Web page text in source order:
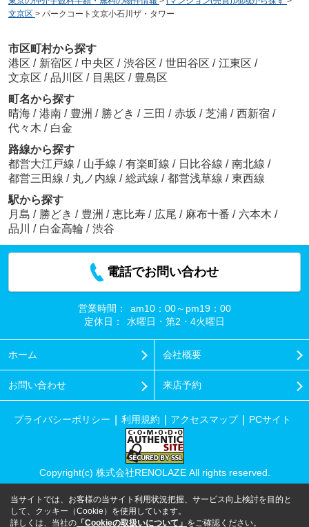
文京区 > パークコート文京小石川ザ・タワー
市区町村から探す
港区 / 新宿区 / 中央区 / 渋谷区 / 世田谷区 / 江東区 /
文京区 / 品川区 / 目黒区 / 豊島区
町名から探す
晴海 / 港南 / 豊洲 / 勝どき / 三田 / 赤坂 / 芝浦 / 西新宿 /
代々木 / 白金
路線から探す
都営大江戸線 / 山手線 / 有楽町線 / 日比谷線 / 南北線 /
都営三田線 / 丸ノ内線 / 総武線 / 都営浅草線 / 東西線
駅から探す
月島 / 勝どき / 豊洲 / 恵比寿 / 広尾 / 麻布十番 / 六本木 /
品川 / 白金高輪 / 渋谷
電話でお問い合わせ
営業時間：
am10：00～pm19：00
定休日：
水曜日・第2・4火曜日
ホーム 会社概要
お問い合わせ 来店予約
プライバシーポリシー 利用規約 アクセスマップ PCサイト
Copyright(c) 株式会社RENOLAZE All rights reserved.
当サイトでは、お客様の当サイト利用状況把握、サービス向上検討を目的と
して、クッキー（Cookie）を使用しています。
詳しくは、当社の 「Cookieの取扱いについて」 をご確認ください。